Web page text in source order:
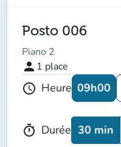
Posto 006
Piano 2
person 1 place
schedule Heure 09h00
timer Durée 30 min